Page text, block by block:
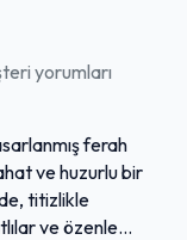
yorumları
ferah
ve huzurlu bir
titizlikle
ve özenle